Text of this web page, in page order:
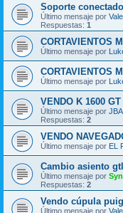
Soporte
Último mensaje por
Respuestas: 1
CORTAVIENTOS
Último mensaje por
CORTAVIENTOS
Último mensaje por
VENDO K 1600
Último mensaje por
Respuestas: 2
VENDO
Último mensaje por EL
Cambio asiento
Último mensaje por
Respuestas: 2
Vendo cúpula
Último mensaje por